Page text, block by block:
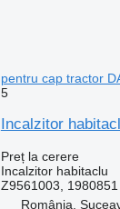
pentru cap tractor
5
Incalzitor
Preț la cerere
Incalzitor habitaclu
Z9561003,
România,